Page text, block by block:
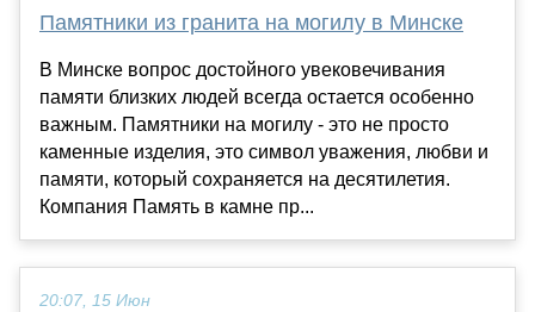
Памятники из гранита на могилу в Минске
В Минске вопрос достойного увековечивания
памяти близких людей всегда остается особенно
важным. Памятники на могилу - это не просто
каменные изделия, это символ уважения, любви и
памяти, который сохраняется на десятилетия.
Компания Память в камне пр...
20:07, 15 Июн